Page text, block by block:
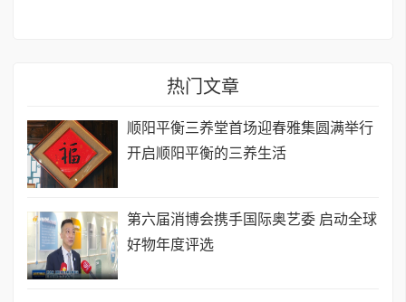
热门文章
顺阳平衡三养堂首场迎春雅集圆满举行
开启顺阳平衡的三养生活
第六届消博会携手国际奥艺委 启动全球
好物年度评选